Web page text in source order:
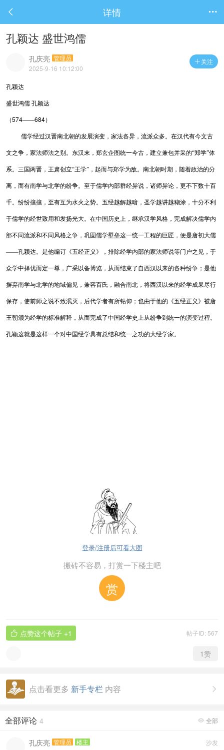
 详情 
孔颖达 盛世鸿儒
 关注
孔庆亮 管理员
2025-9-16 10:12:00
孔颖达
盛世鸿儒 孔颖达
（574——684）
儒学经过汉晋南北朝的发展演变，家法各异，流派众多。在汉代有今文古
文之争，家法师法之别。东汉末，郑玄企图统一今古，建立兼包并采的“郑学”体
系。 三国两晋，王肃创立“王学”，起而与郑学为敌。南北朝时期，随着政治的分
离， 而有南学与北学的纷争。至于儒学内部群经异说，诸师异论，更不下数十百
千。纷纷攘攘，至有互为水火之势。五经越解越暗，圣学越讲越糊涂，十分不利
于儒学的经世致用和发扬光大。在中国历史上，继承汉学风格，完成解决儒学内
部不同流派和不同风格之争，巩固儒学壁垒这一统一工程的巨匠，便是唐初大儒
——孔颖达。 是他编订《五经正义》，排除经学内部的家法师说等门户之见，于
众学中择优而定一尊，广采以备博览，从而结束了自西汉以来的各种纷争；是他
摒弃南学与北学的地域偏见，兼容百氏，融合南北，将西汉以来的经学成果尽行
保存，使前师之说不致泯灭，后代学者有所钻仰；也由于他的《五经正义》被唐
王朝颁为经学的标准解释，从而完成了中国经学史上从纷争到统一的演变过程。
孔颖这就是这样一个对中 国经学具有总结和统一之功的大经学家。
登录/注册后可看大图
搬砖不容易，打赏一下楼主吧
赏
帖子ID: 567
 点赞这个帖子 +1
1赞

点击看更多 新手专栏 内容
 全部
全部评论 4
沙发
孔庆亮 管理员 楼主